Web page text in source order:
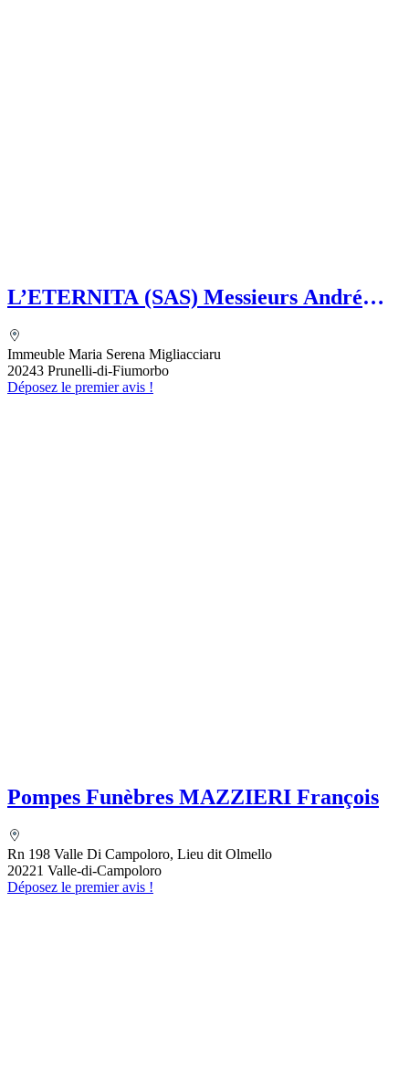
L’ETERNITA (SAS) Messieurs André
Immeuble Maria Serena Migliacciaru
20243 Prunelli-di-Fiumorbo
Déposez le premier avis !
Pompes Funèbres MAZZIERI François
Rn 198 Valle Di Campoloro, Lieu dit Olmello
20221 Valle-di-Campoloro
Déposez le premier avis !